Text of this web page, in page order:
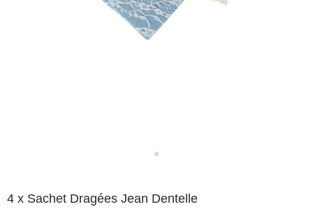
4 x Sachet Dragées Jean Dentelle